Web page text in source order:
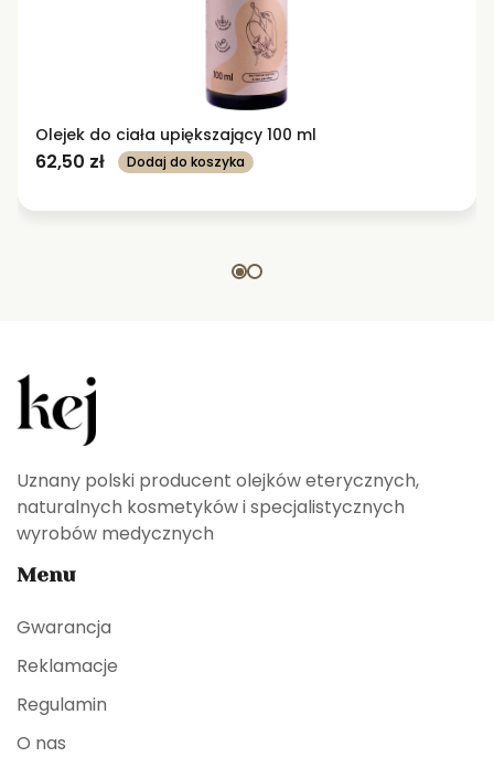
Olejek do ciała upiększający 100 ml
62,50 zł Dodaj do koszyka
Uznany polski producent olejków eterycznych,
naturalnych kosmetyków i specjalistycznych
wyrobów medycznych
Menu
Gwarancja
Reklamacje
Regulamin
O nas